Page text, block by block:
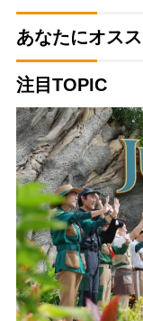
あなたにオス
注目TOPIC